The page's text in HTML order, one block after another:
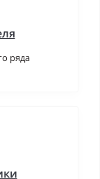
ряда